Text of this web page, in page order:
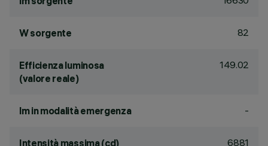
W sorgente 82
Efficienza luminosa
(valore reale)
149.02
lm in modalità emergenza -
Intensità massima (cd) 6881